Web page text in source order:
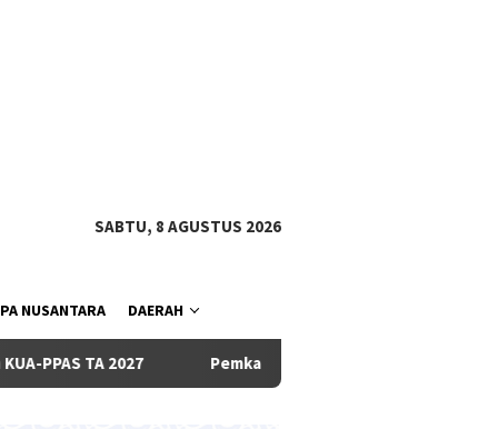
SABTU, 8 AGUSTUS 2026
NUSANTARA DAERAH
Pemkab dan DPRD Badung Sepakati KUA-PPAS 2027,